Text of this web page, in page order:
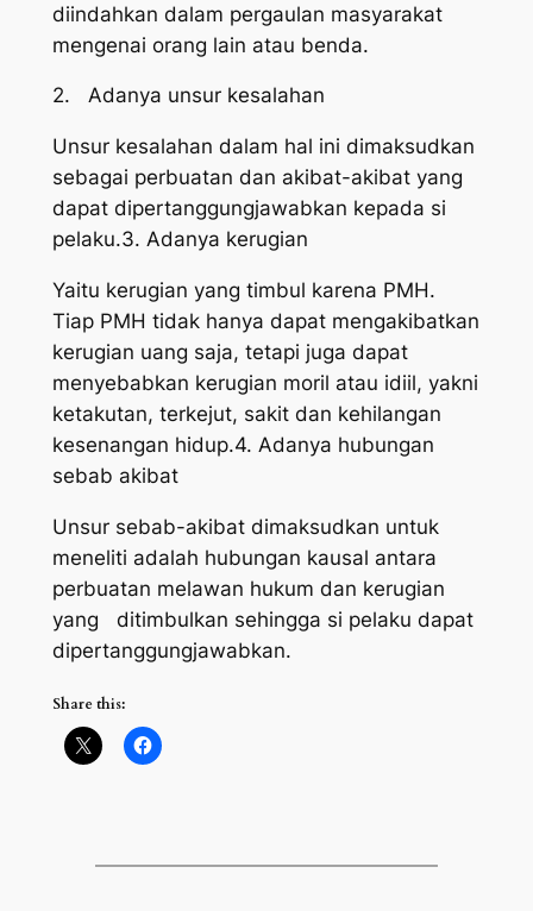
diindahkan dalam pergaulan masyarakat
mengenai orang lain atau benda.
2. Adanya unsur kesalahan
Unsur kesalahan dalam hal ini dimaksudkan
sebagai perbuatan dan akibat-akibat yang
dapat dipertanggungjawabkan kepada si
pelaku.3. Adanya kerugian
Yaitu kerugian yang timbul karena PMH.
Tiap PMH tidak hanya dapat mengakibatkan
kerugian uang saja, tetapi juga dapat
menyebabkan kerugian moril atau idiil, yakni
ketakutan, terkejut, sakit dan kehilangan
kesenangan hidup.4. Adanya hubungan
sebab akibat
Unsur sebab-akibat dimaksudkan untuk
meneliti adalah hubungan kausal antara
perbuatan melawan hukum dan kerugian
yang ditimbulkan sehingga si pelaku dapat
dipertanggungjawabkan.
Share this: